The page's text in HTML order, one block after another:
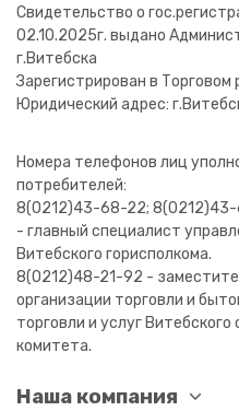
Наша компания
Свидетельство о
02.10.2025г. выдано
г.Витебска
Зарегистрирован в
Юридический адрес:
Номера телефонов лиц
потребителей:
8(0212)43-68-22;
- главный специалист
Витебского горисполкома.
8(0212)48-21-92 -
организации торговли и
торговли и услуг
комитета.